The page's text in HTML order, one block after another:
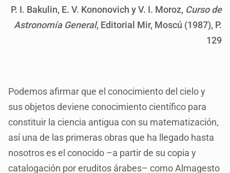
P. I. Bakulin, E. V. Kononovich y V. I. Moroz, Curso de
Astronomía General, Editorial Mir, Moscú (1987), P.
129
Podemos afirmar que el conocimiento del cielo y
sus objetos deviene conocimiento científico para
constituir la ciencia antigua con su matematización,
así una de las primeras obras que ha llegado hasta
nosotros es el conocido –a partir de su copia y
catalogación por eruditos árabes– como Almagesto